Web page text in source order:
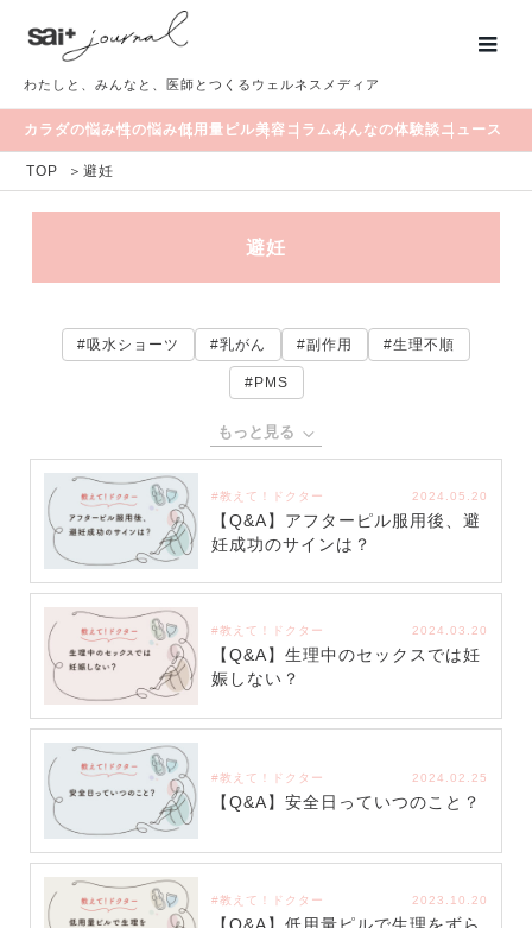
わたしと、みんなと、医師とつくるウェルネスメディア
カラダの悩み性の悩み低用量ピル美容 コラムみんなの体験談ニュース
TOP ＞避妊
避妊
#吸水ショーツ #乳がん #副作用 #生理不順
#PMS
もっと見る
#教えて！ドクター 2024.05.20
【Q&A】アフターピル服用後、避
妊成功のサインは？
#教えて！ドクター 2024.03.20
【Q&A】生理中のセックスでは妊
娠しない？
#教えて！ドクター 2024.02.25
【Q&A】安全日っていつのこと？
#教えて！ドクター 2023.10.20